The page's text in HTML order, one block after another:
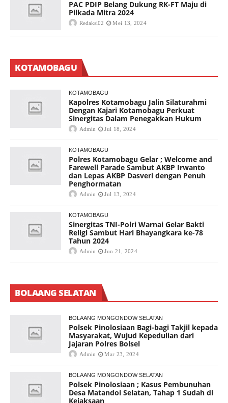
PAC PDIP Belang Dukung RK-FT Maju di
Pilkada Mitra 2024
Redaksi02 Mei 13, 2024
KOTAMOBAGU
KOTAMOBAGU
Kapolres Kotamobagu Jalin Silaturahmi
Dengan Kajari Kotamobagu Perkuat
Sinergitas Dalam Penegakkan Hukum
Admin Jul 18, 2024
KOTAMOBAGU
Polres Kotamobagu Gelar ; Welcome and
Farewell Parade Sambut AKBP Irwanto
dan Lepas AKBP Dasveri dengan Penuh
Penghormatan
Admin Jul 13, 2024
KOTAMOBAGU
Sinergitas TNI-Polri Warnai Gelar Bakti
Religi Sambut Hari Bhayangkara ke-78
Tahun 2024
Admin Jun 21, 2024
BOLAANG SELATAN
BOLAANG MONGONDOW SELATAN
Polsek Pinolosiaan Bagi-bagi Takjil kepada
Masyarakat, Wujud Kepedulian dari
Jajaran Polres Bolsel
Admin Mar 23, 2024
BOLAANG MONGONDOW SELATAN
Polsek Pinolosiaan ; Kasus Pembunuhan
Desa Matandoi Selatan, Tahap 1 Sudah di
Kejaksaan